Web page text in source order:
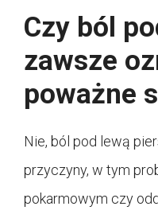
Czy ból
zawsze
poważne
Nie, ból pod lewą
przyczyny, w tym
pokarmowym czy